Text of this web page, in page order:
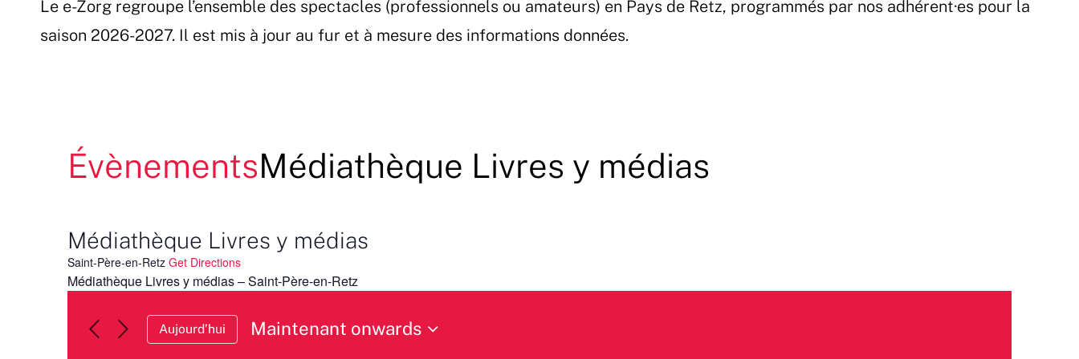
Le e-Zorg regroupe l’ensemble des spectacles (professionnels ou amateurs) en Pays de Retz, programmés par nos adhérent·es pour la
saison 2026-2027. Il est mis à jour au fur et à mesure des informations données.
ÉvènementsMédiathèque Livres y médias
Médiathèque Livres y médias
Saint-Père-en-Retz Get Directions
Médiathèque Livres y médias – Saint-Père-en-Retz
Aujourd’hui
Maintenant onwards